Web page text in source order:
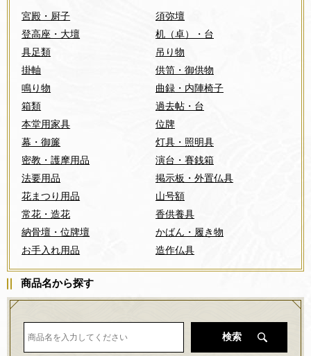
2024年秋のキャンペーンがはじまります！前卓 六鳥型・阿弥
陀型、前机 鎌倉型・須弥型
2024.07.17
夏季休業のお知らせ
2024.07.11
2024年夏の決算キャンペーン！【8月末日まで】
春のキャンペーンセール！
2024.04.16
ホームページの検索機能について
2024.01.09
令和6年能登半島地震の影響による配送遅延について
2023.12.18
2023.12.13
樹脂製造花・立華松のカタログをリリース！
2023.10.04
真宗様向けカタログ 【2023-2024】をリリース！
宮殿・厨子
須弥壇
登高座・大壇
机（卓）・台
具足類
吊り物
掛軸
供笥・御供物
鳴り物
曲録・内陣椅子
箱類
過去帖・台
本堂用家具
位牌
幕・御簾
灯具・照明具
密教・護摩用品
演台・賽銭箱
法要用品
掲示板・外置仏具
花まつり用品
山号額
常花・造花
香供養具
納骨壇・位牌壇
かばん・履き物
お手入れ用品
造作仏具
商品名から探す
検索